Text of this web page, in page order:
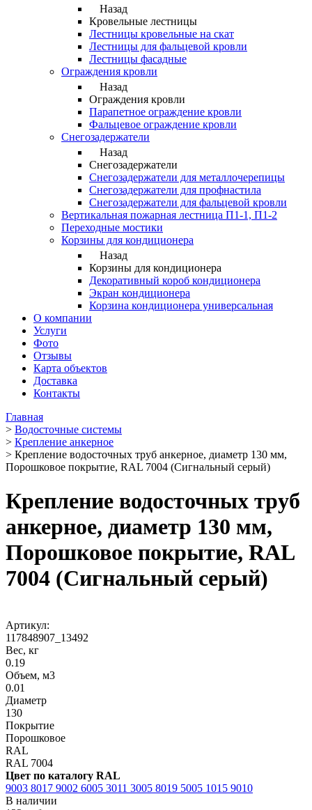
Назад
Кровельные лестницы
Лестницы кровельные на скат
Лестницы для фальцевой кровли
Лестницы фасадные
Ограждения кровли
Назад
Ограждения кровли
Парапетное ограждение кровли
Фальцевое ограждение кровли
Снегозадержатели
Назад
Снегозадержатели
Снегозадержатели для металлочерепицы
Снегозадержатели для профнастила
Снегозадержатели для фальцевой кровли
Вертикальная пожарная лестница П1-1, П1-2
Переходные мостики
Корзины для кондиционера
Назад
Корзины для кондиционера
Декоративный короб кондиционера
Экран кондиционера
Корзина кондиционера универсальная
О компании
Услуги
Фото
Отзывы
Карта объектов
Доставка
Контакты
Главная
> Водосточные системы
> Крепление анкерное
> Крепление водосточных труб анкерное, диаметр 130 мм,
Порошковое покрытие, RAL 7004 (Сигнальный серый)
Крепление водосточных труб
анкерное, диаметр 130 мм,
Порошковое покрытие, RAL
7004 (Сигнальный серый)
Артикул:
117848907_13492
Вес, кг
0.19
Объем, м3
0.01
Диаметр
130
Покрытие
Порошковое
RAL
RAL 7004
Цвет по каталогу RAL
9003 8017 9002 6005 3011 3005 8019 5005 1015 9010
В наличии